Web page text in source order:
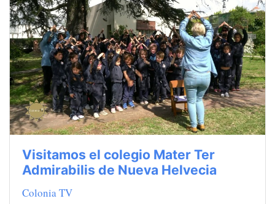
Visitamos el colegio Mater Ter
Admirabilis de Nueva Helvecia
Colonia TV